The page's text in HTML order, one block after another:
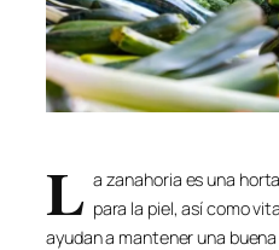
L a zanahoria es una
para la piel, así como
ayudan a mantener una